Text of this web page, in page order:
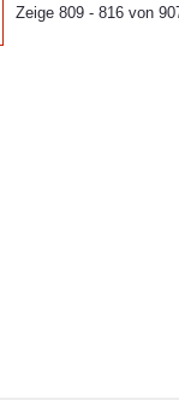
Zeige 809 - 816 von